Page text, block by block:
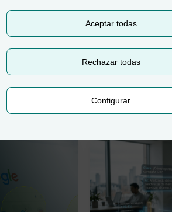
Aceptar todas
Rechazar todas
Configurar